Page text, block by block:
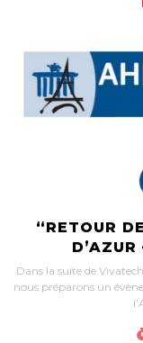
“RETOUR
Dans la suite de
nous préparons un